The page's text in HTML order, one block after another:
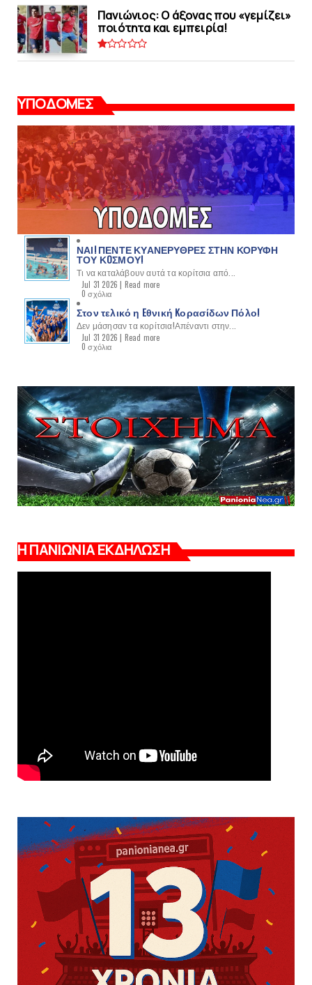
Πανιώνιος: O άξονας που «γεμίζει»
ποιότητα και εμπειρία!
ΥΠΟΔΟΜΕΣ
ΝΑΙ! ΠΕΝΤΕ ΚΥΑΝΕΡΥΘΡΕΣ ΣΤΗΝ ΚΟΡΥΦΗ
ΤΟΥ ΚOΣΜΟΥ!
Τι να καταλάβουν αυτά τα κορίτσια από...
Jul 31 2026 | Read more
0 σχόλια
Στον τελικό η Eθνική Kορασίδων Πόλο!
Δεν μάσησαν τα κορίτσια!Απέναντι στην...
Jul 31 2026 | Read more
0 σχόλια
Η ΠΑΝΙΩΝΙΑ ΕΚΔΗΛΩΣΗ